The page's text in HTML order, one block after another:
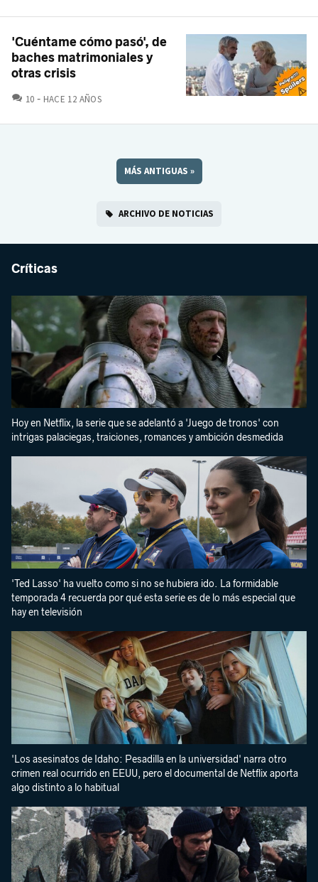
'Cuéntame cómo pasó', de
baches matrimoniales y
otras crisis
10 COMENTARIOS
HACE 12 AÑOS
MÁS ANTIGUAS »
ARCHIVO DE NOTICIAS
Críticas
Hoy en Netflix, la serie que se adelantó a 'Juego de tronos' con
intrigas palaciegas, traiciones, romances y ambición desmedida
'Ted Lasso' ha vuelto como si no se hubiera ido. La formidable
temporada 4 recuerda por qué esta serie es de lo más especial que
hay en televisión
'Los asesinatos de Idaho: Pesadilla en la universidad' narra otro
crimen real ocurrido en EEUU, pero el documental de Netflix aporta
algo distinto a lo habitual